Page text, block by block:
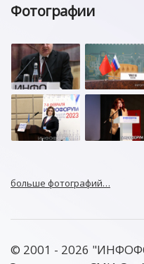
Фотографии
больше фотографий…
© 2001 - 2026